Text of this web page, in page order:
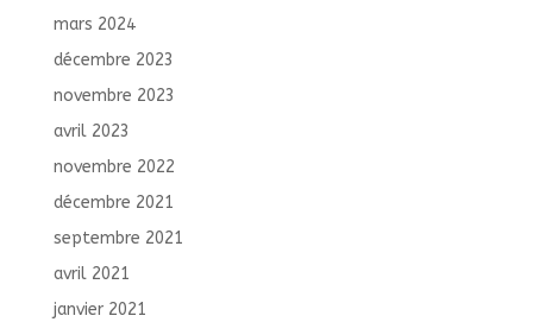
mars 2024
décembre 2023
novembre 2023
avril 2023
novembre 2022
décembre 2021
septembre 2021
avril 2021
janvier 2021